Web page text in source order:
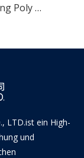
Verpackung Poly Wrap Korrosionsschutz VCI-Folie
LTD.ist ein High-
und